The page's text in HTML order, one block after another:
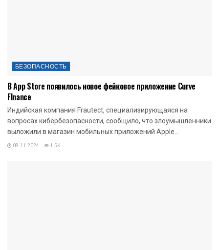
БЕЗОПАСНОСТЬ
В App Store появилось новое фейковое приложение Curve
FInance
Индийская компания Frautect, специализирующаяся на
вопросах кибербезопасности, сообщило, что злоумышленники
выложили в магазин мобильных приложений Apple...
08.11.2024 1.5K